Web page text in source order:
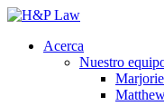
Acerca
Nuestro